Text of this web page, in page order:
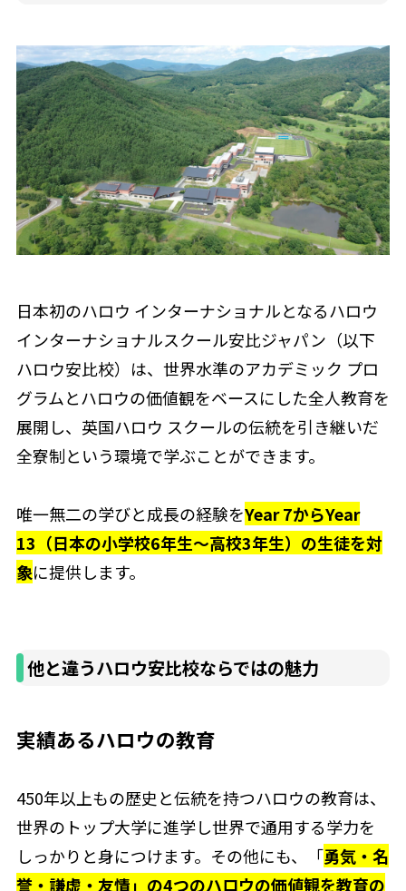
日本初のハロウ インターナショナルとなるハロウ
インターナショナルスクール安比ジャパン（以下
ハロウ安比校）は、世界水準のアカデミック プロ
グラムとハロウの価値観をベースにした全人教育を
展開し、英国ハロウ スクールの伝統を引き継いだ
全寮制という環境で学ぶことができます。
唯一無二の学びと成長の経験をYear 7からYear
13（日本の小学校6年生～高校3年生）の生徒を対
象に提供します。
他と違うハロウ安比校ならではの魅力
実績あるハロウの教育
450年以上もの歴史と伝統を持つハロウの教育は、
世界のトップ大学に進学し世界で通用する学力を
しっかりと身につけます。その他にも、「勇気・名
誉・謙虚・友情」の4つのハロウの価値観を教育の